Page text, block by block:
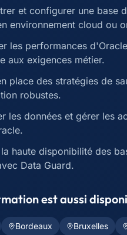
et configurer une base
environnement cloud ou
les performances
aux exigences métier.
place des stratégies de
robustes.
les données et gérer les
haute disponibilité des
Data Guard.
est aussi
Bordeaux Bruxelles